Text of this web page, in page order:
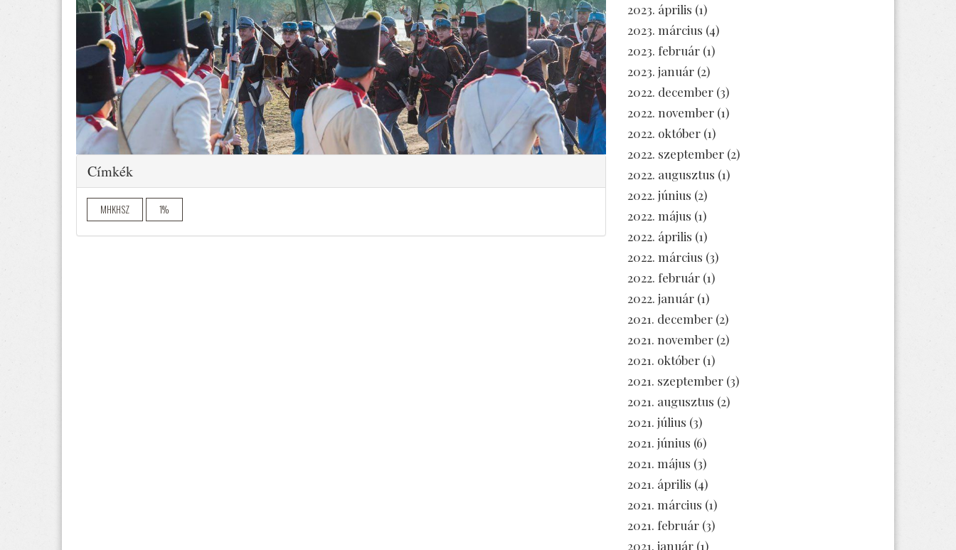
Elrejtés
Címkék
MHKHSZ 1%
2023. április (1)
2023. március (4)
2023. február (1)
2023. január (2)
2022. december (3)
2022. november (1)
2022. október (1)
2022. szeptember (2)
2022. augusztus (1)
2022. június (2)
2022. május (1)
2022. április (1)
2022. március (3)
2022. február (1)
2022. január (1)
2021. december (2)
2021. november (2)
2021. október (1)
2021. szeptember (3)
2021. augusztus (2)
2021. július (3)
2021. június (6)
2021. május (3)
2021. április (4)
2021. március (1)
2021. február (3)
2021. január (1)